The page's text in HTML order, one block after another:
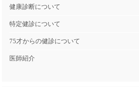
健康診断について
特定健診について
75才からの健診について
医師紹介